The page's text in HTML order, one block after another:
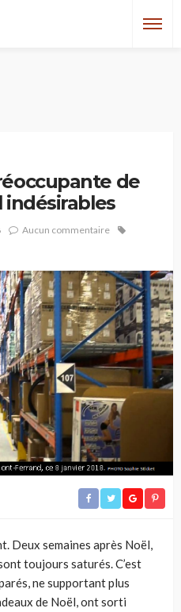
de
indésirables
Aucun commentaire
Deux semaines après Noël,
toujours saturés. C’est
ne supportant plus
de Noël, ont sorti